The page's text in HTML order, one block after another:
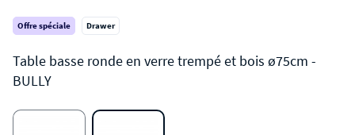
Offre spéciale Drawer
BULLY